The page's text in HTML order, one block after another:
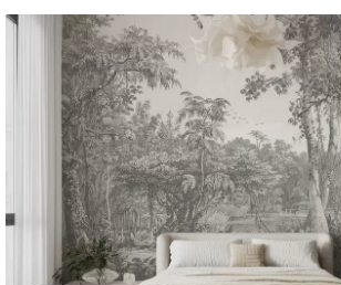
€ /m²